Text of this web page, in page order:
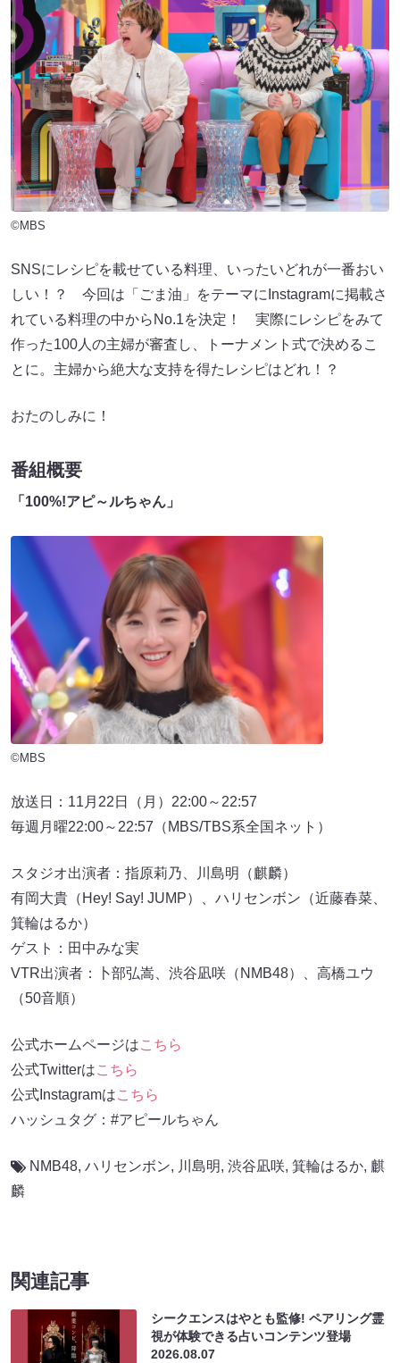
©MBS
SNSにレシピを載せている料理、いったいどれが一番おい
しい！？ 今回は「ごま油」をテーマにInstagramに掲載さ
れている料理の中からNo.1を決定！ 実際にレシピをみて
作った100人の主婦が審査し、トーナメント式で決めるこ
とに。主婦から絶大な支持を得たレシピはどれ！？
おたのしみに！
番組概要
「100%!アピ～ルちゃん」
©MBS
放送日：11月22日（月）22:00～22:57
毎週月曜22:00～22:57（MBS/TBS系全国ネット）
スタジオ出演者：指原莉乃、川島明（麒麟）
有岡大貴（Hey! Say! JUMP）、ハリセンボン（近藤春菜、
箕輪はるか）
ゲスト：田中みな実
VTR出演者：卜部弘嵩、渋谷凪咲（NMB48）、高橋ユウ
（50音順）
公式ホームページはこちら
公式Twitterはこちら
公式Instagramはこちら
ハッシュタグ：#アピールちゃん
NMB48, ハリセンボン, 川島明, 渋谷凪咲, 箕輪はるか, 麒
麟
関連記事
シークエンスはやとも監修! ペアリング霊
視が体験できる占いコンテンツ登場
2026.08.07